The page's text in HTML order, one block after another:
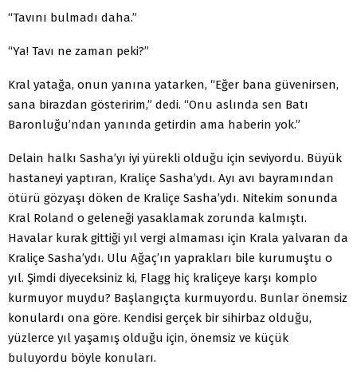
“Tavını bulmadı daha.”
“Ya! Tavı ne zaman peki?”
Kral yatağa, onun yanına yatarken, “Eğer bana güvenirsen,
sana birazdan gösteririm,” dedi. “Onu aslında sen Batı
Baronluğu’ndan yanında getirdin ama haberin yok.”
Delain halkı Sasha’yı iyi yürekli olduğu için seviyordu. Büyük
hastaneyi yaptıran, Kraliçe Sasha’ydı. Ayı avı bayramından
ötürü gözyaşı döken de Kraliçe Sasha’ydı. Nitekim sonunda
Kral Roland o geleneği yasaklamak zorunda kalmıştı.
Havalar kurak gittiği yıl vergi almaması için Krala yalvaran da
Kraliçe Sasha’ydı. Ulu Ağaç’ın yaprakları bile kurumuştu o
yıl. Şimdi diyeceksiniz ki, Flagg hiç kraliçeye karşı komplo
kurmuyor muydu? Başlangıçta kurmuyordu. Bunlar önemsiz
konulardı ona göre. Kendisi gerçek bir sihirbaz olduğu,
yüzlerce yıl yaşamış olduğu için, önemsiz ve küçük
buluyordu böyle konuları.